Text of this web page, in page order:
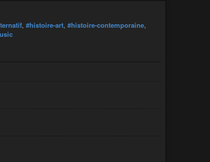
, #histoire-art, #histoire-contemporaine,